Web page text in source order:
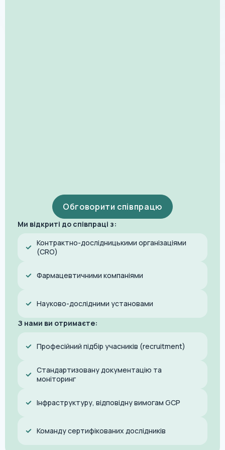
Обговорити співпрацю
Ми відкриті до співпраці з:
Контрактно-дослідницькими організаціями
(CRO)
Фармацевтичними компаніями
Науково-дослідними установами
З нами ви отримаєте:
Професійний підбір учасників (recruitment)
Стандартизовану документацію та
моніторинг
Інфраструктуру, відповідну вимогам GCP
Команду сертифікованих дослідників